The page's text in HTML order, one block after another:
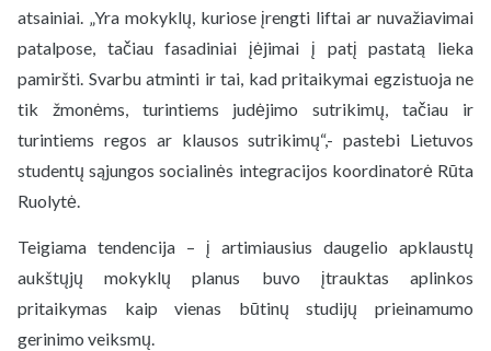
atsainiai. „Yra mokyklų, kuriose įrengti liftai ar nuvažiavimai
patalpose, tačiau fasadiniai įėjimai į patį pastatą lieka
pamiršti. Svarbu atminti ir tai, kad pritaikymai egzistuoja ne
tik žmonėms, turintiems judėjimo sutrikimų, tačiau ir
turintiems regos ar klausos sutrikimų“,- pastebi Lietuvos
studentų sąjungos socialinės integracijos koordinatorė Rūta
Ruolytė.
Teigiama tendencija – į artimiausius daugelio apklaustų
aukštųjų mokyklų planus buvo įtrauktas aplinkos
pritaikymas kaip vienas būtinų studijų prieinamumo
gerinimo veiksmų.